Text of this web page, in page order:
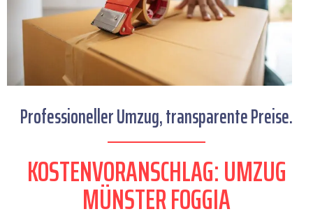
Professioneller Umzug, transparente Preise.
KOSTENVORANSCHLAG: UMZUG
MÜNSTER FOGGIA